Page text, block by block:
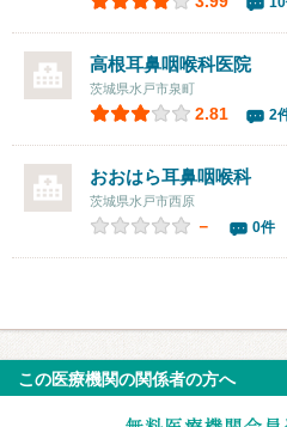
高根耳鼻咽喉科医院
茨城県水戸市泉町
2.81 2
おおはら耳鼻咽喉科
茨城県水戸市西原
－ 0件
この医療機関の関係者の方へ